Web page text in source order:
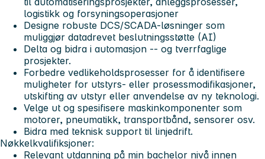
logistikk og forsyningsoperasjoner
Designe robuste DCS/SCADA-løsninger som
muliggjør datadrevet beslutningsstøtte (AI)
Delta og bidra i automasjon -- og tverrfaglige
prosjekter.
Forbedre vedlikeholdsprosesser for å identifisere
muligheter for utstyrs- eller prosessmodifikasjoner,
utskifting av utstyr eller anvendelse av ny teknologi.
Velge ut og spesifisere maskinkomponenter som
motorer, pneumatikk, transportbånd, sensorer osv.
Bidra med teknisk support til linjedrift.
Nøkkelkvalifiksjoner:
Relevant utdanning på min bachelor nivå innen